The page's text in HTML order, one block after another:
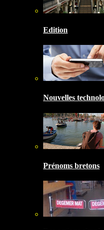
Edition
Nouvelles
Prénoms bretons